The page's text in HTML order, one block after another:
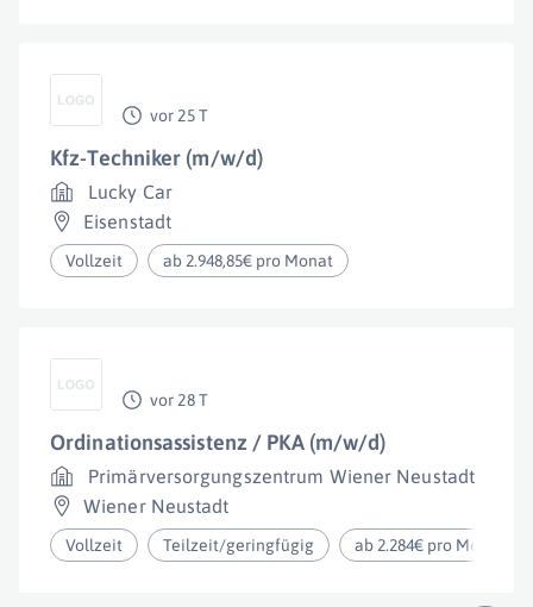
vor 25 T
Kfz-Techniker (m/w/d)
Lucky Car
Eisenstadt
Vollzeit ab 2.948,85€ pro Monat
vor 28 T
Ordinationsassistenz / PKA (m/w/d)
Primärversorgungszentrum Wiener Neustadt
Wiener Neustadt
Vollzeit Teilzeit/geringfügig ab 2.284€ pro Monat